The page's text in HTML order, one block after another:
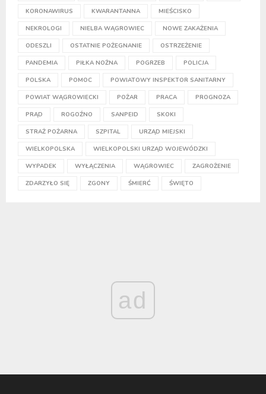
KORONAWIRUS KWARANTANNA MIEŚCISKO
NEKROLOGI NIELBA WĄGROWIEC NOWE ZAKAŻENIA
ODESZLI OSTATNIE POŻEGNANIE OSTRZEŻENIE
PANDEMIA PIŁKA NOŻNA POGRZEB POLICJA
POLSKA POMOC POWIATOWY INSPEKTOR SANITARNY
POWIAT WĄGROWIECKI POŻAR PRACA PROGNOZA
PRĄD ROGOŹNO SANPEID SKOKI
STRAŻ POŻARNA SZPITAL URZĄD MIEJSKI
WIELKOPOLSKA WIELKOPOLSKI URZĄD WOJEWÓDZKI
WYPADEK WYŁĄCZENIA WĄGROWIEC ZAGROŻENIE
ZDARZYŁO SIĘ ZGONY ŚMIERĆ ŚWIĘTO
ad